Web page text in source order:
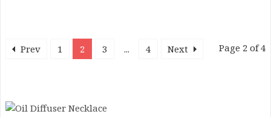
Prev 1 2 3 ... 4 Next Page 2 of 4